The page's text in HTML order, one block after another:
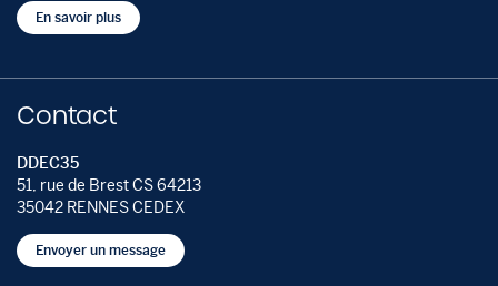
En savoir plus
Contact
DDEC35
51, rue de Brest CS 64213
35042 RENNES CEDEX
Envoyer un message